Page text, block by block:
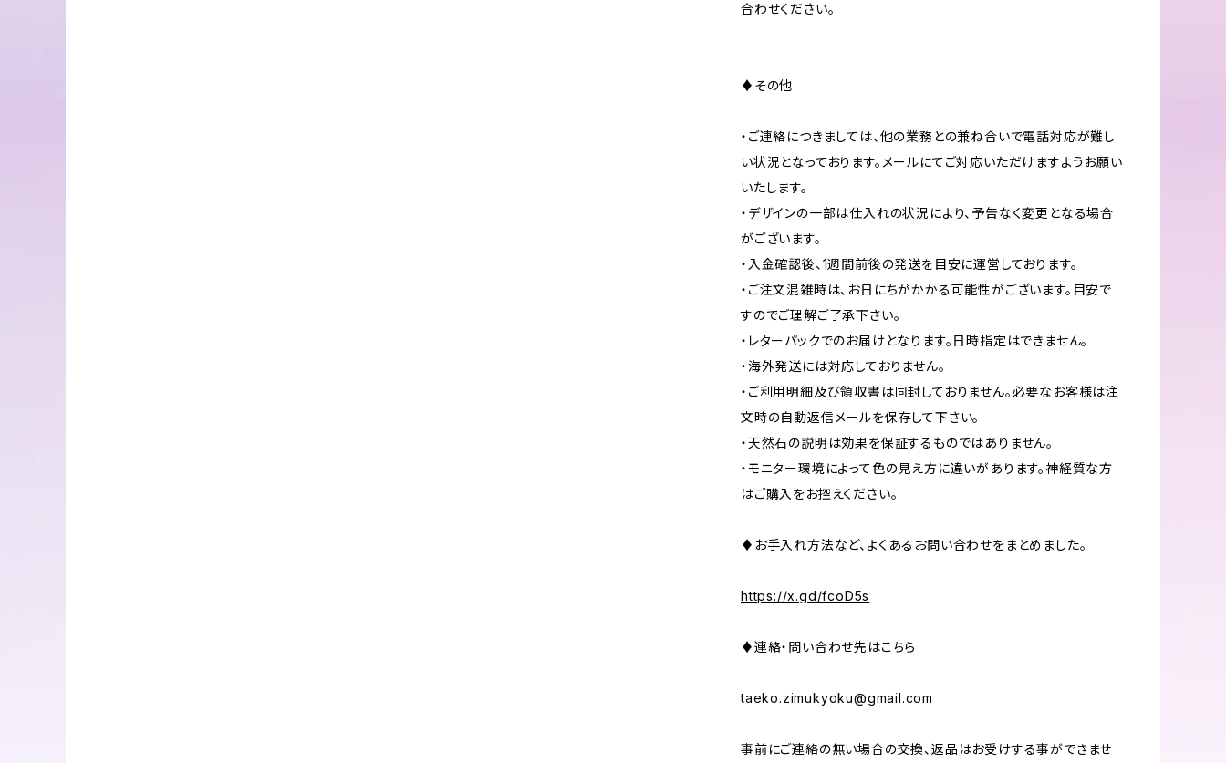
合わせください。
♦その他
・ご連絡につきましては、他の業務との兼ね合いで電話対応が難し
い状況となっております。メールにてご対応いただけますようお願い
いたします。
・デザインの一部は仕入れの状況により、予告なく変更となる場合
がございます。
・入金確認後、1週間前後の発送を目安に運営しております。
・ご注文混雑時は、お日にちがかかる可能性がございます。目安で
すのでご理解ご了承下さい。
・レターパックでのお届けとなります。日時指定はできません。
・海外発送には対応しておりません。
・ご利用明細及び領収書は同封しておりません。必要なお客様は注
文時の自動返信メールを保存して下さい。
・天然石の説明は効果を保証するものではありません。
・モニター環境によって色の見え方に違いがあります。神経質な方
はご購入をお控えください。
♦お手入れ方法など、よくあるお問い合わせをまとめました。
https://x.gd/fcoD5s
♦連絡・問い合わせ先はこちら
taeko.zimukyoku@gmail.com
事前にご連絡の無い場合の交換、返品はお受けする事ができませ